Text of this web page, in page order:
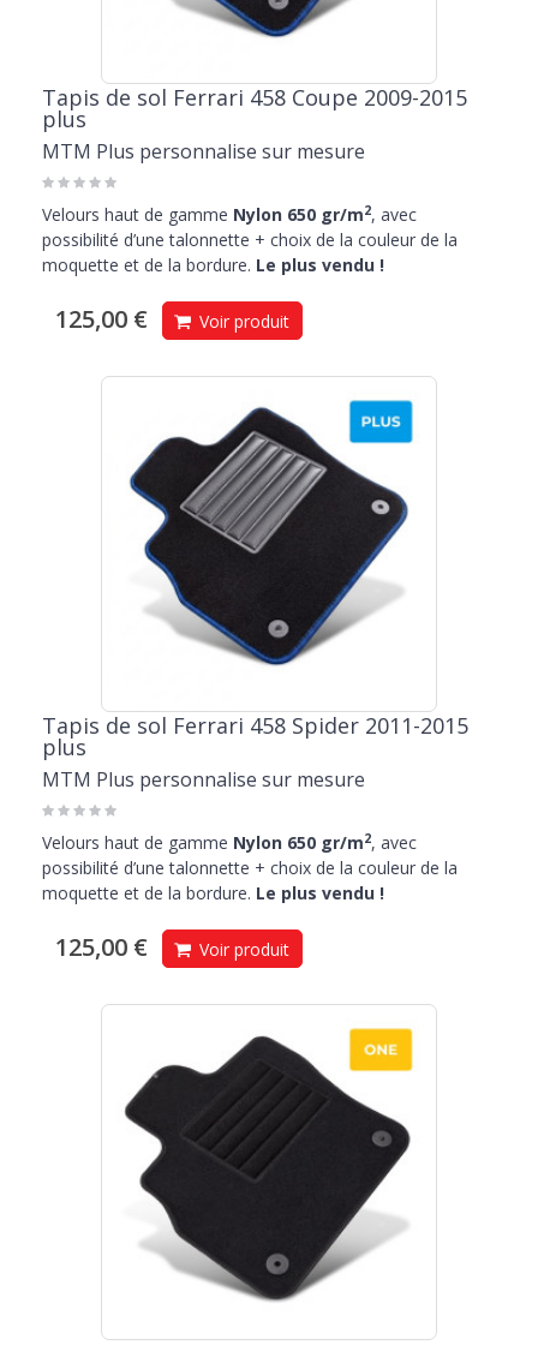
Tapis de sol Ferrari 458 Coupe 2009-2015
plus
MTM Plus personnalise sur mesure
Velours haut de gamme Nylon 650 gr/m2, avec
possibilité d’une talonnette + choix de la couleur de la
moquette et de la bordure. Le plus vendu !
125,00 € Voir produit
Tapis de sol Ferrari 458 Spider 2011-2015
plus
MTM Plus personnalise sur mesure
Velours haut de gamme Nylon 650 gr/m2, avec
possibilité d’une talonnette + choix de la couleur de la
moquette et de la bordure. Le plus vendu !
125,00 € Voir produit